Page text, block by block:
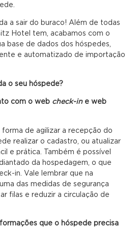
a sair do buraco! Além de todas
Hotel tem, acabamos com o
base de dados dos hóspedes,
e automatizado de importação
o seu hóspede?
com o web check-ine web
de agilizar a recepção do
realizar o cadastro, ou atualizar
e prática. Também é possível
da hospedagem, o que
in. Vale lembrar que na
das medidas de segurança
filas e reduzir a circulação de
que o hóspede precisa